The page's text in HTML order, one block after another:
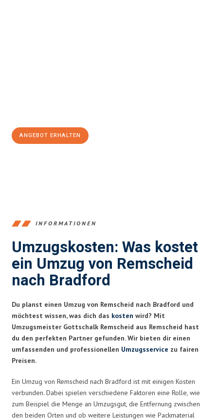
ANGEBOT ERHALTEN
INFORMATIONEN
Umzugskosten: Was kostet
ein Umzug von Remscheid
nach Bradford
Du planst einen Umzug von Remscheid nach Bradford und
möchtest wissen, was dich das kosten wird? Mit
Umzugsmeister Gottschalk Remscheid aus Remscheid hast
du den perfekten Partner gefunden. Wir bieten dir einen
umfassenden und professionellen Umzugsservice zu fairen
Preisen.
Ein Umzug von Remscheid nach Bradford ist mit einigen Kosten
verbunden. Dabei spielen verschiedene Faktoren eine Rolle, wie
zum Beispiel die Menge an Umzugsgut, die Entfernung zwischen
den beiden Orten und ob weitere Leistungen wie Packmaterial